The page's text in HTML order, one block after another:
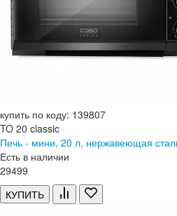
купить по коду: 139807
TO 20 classic
Печь - мини, 20 л, нержавеющая
Есть в наличии
29499
КУПИТЬ